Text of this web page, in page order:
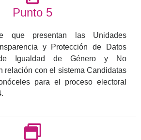
Punto 5
que presentan las Unidades
y Protección de Datos
Igualdad de Género y No
relación con el sistema Candidatas
para el proceso electoral